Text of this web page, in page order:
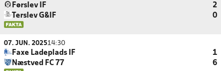
Førslev IF
2
Terslev G&IF
0
07. JUN. 202514:30
Faxe Ladeplads IF
1
Næstved FC 77
6